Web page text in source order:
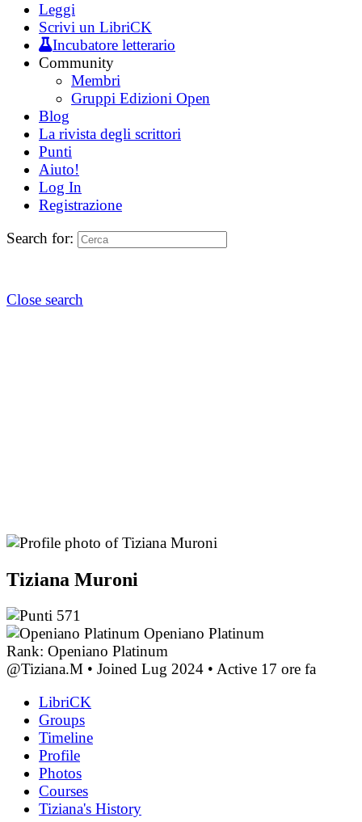
Leggi
Scrivi un LibriCK
Incubatore letterario
Community
Membri
Gruppi Edizioni Open
Blog
La rivista degli scrittori
Punti
Aiuto!
Log In
Registrazione
Search for:
Close search
Tiziana Muroni
571
Openiano Platinum
Rank: Openiano Platinum
@Tiziana.M • Joined Lug 2024 • Active 17 ore fa
LibriCK
Groups
Timeline
Profile
Photos
Courses
Tiziana's History